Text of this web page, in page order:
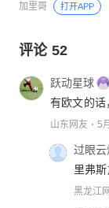
加里哥 打开APP
评论 52
跃动星球
有欧文的话
山东网友 5
过眼云
里弗
黑龙江